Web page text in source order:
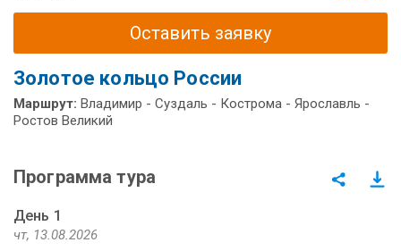
Оставить заявку
Золотое кольцо России
Маршрут: Владимир - Суздаль - Кострома - Ярославль -
Ростов Великий
Программа тура
День 1
чт, 13.08.2026